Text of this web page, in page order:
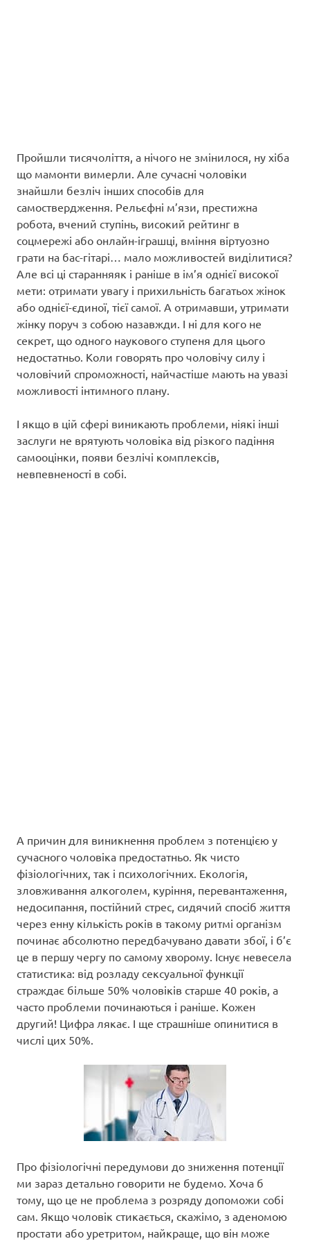
Пройшли тисячоліття, а нічого не змінилося, ну хіба
що мамонти вимерли. Але сучасні чоловіки
знайшли безліч інших способів для
самоствердження. Рельєфні м’язи, престижна
робота, вчений ступінь, високий рейтинг в
соцмережі або онлайн-іграшці, вміння віртуозно
грати на бас-гітарі… мало можливостей виділитися?
Але всі ці старанняяк і раніше в ім’я однієї високої
мети: отримати увагу і прихильність багатьох жінок
або однієї-єдиної, тієї самої. А отримавши, утримати
жінку поруч з собою назавжди. І ні для кого не
секрет, що одного наукового ступеня для цього
недостатньо. Коли говорять про чоловічу силу і
чоловічий спроможності, найчастіше мають на увазі
можливості інтимного плану.
І якщо в цій сфері виникають проблеми, ніякі інші
заслуги не врятують чоловіка від різкого падіння
самооцінки, появи безлічі комплексів,
невпевненості в собі.
А причин для виникнення проблем з потенцією у
сучасного чоловіка предостатньо. Як чисто
фізіологічних, так і психологічних. Екологія,
зловживання алкоголем, куріння, перевантаження,
недосипання, постійний стрес, сидячий спосіб життя
через енну кількість років в такому ритмі організм
починає абсолютно передбачувано давати збої, і б’є
це в першу чергу по самому хворому. Існує невесела
статистика: від розладу сексуальної функції
страждає більше 50% чоловіків старше 40 років, а
часто проблеми починаються і раніше. Кожен
другий! Цифра лякає. І ще страшніше опинитися в
числі цих 50%.
Про фізіологічні передумови до зниження потенції
ми зараз детально говорити не будемо. Хоча б
тому, що це не проблема з розряду допоможи собі
сам. Якщо чоловік стикається, скажімо, з аденомою
простати або уретритом, найкраще, що він може